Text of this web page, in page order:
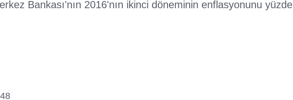
Bankası'nın 2016'nın ikinci döneminin enflasyonunu yüzde